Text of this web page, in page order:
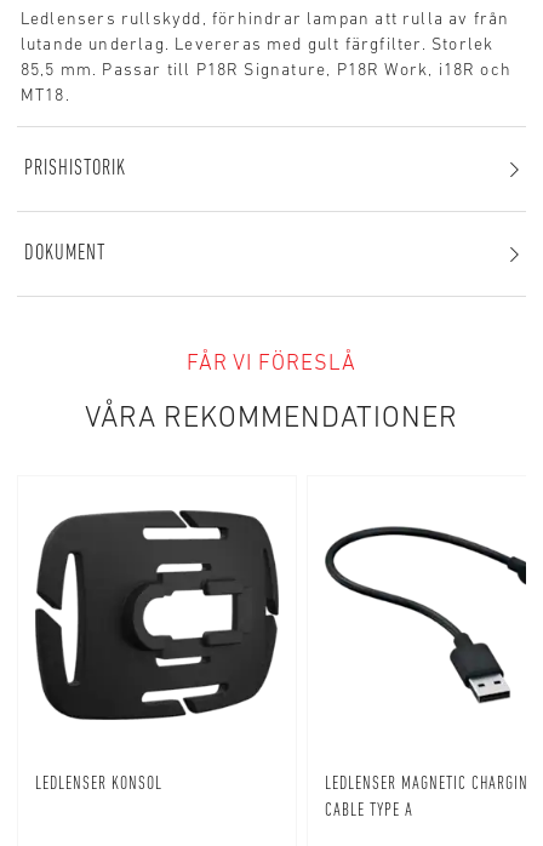
Ledlensers rullskydd, förhindrar lampan att rulla av från
lutande underlag. Levereras med gult färgfilter. Storlek
85,5 mm. Passar till P18R Signature, P18R Work, i18R och
MT18.
PRISHISTORIK
DOKUMENT
FÅR VI FÖRESLÅ
VÅRA REKOMMENDATIONER
LEDLENSER KONSOL
LEDLENSER MAGNETIC CHARGING
CABLE TYPE A